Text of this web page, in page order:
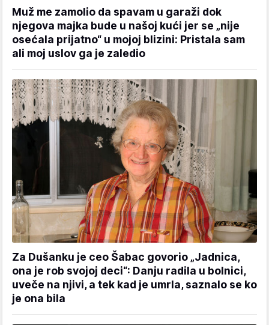
Muž me zamolio da spavam u garaži dok
njegova majka bude u našoj kući jer se „nije
osećala prijatno“ u mojoj blizini: Pristala sam
ali moj uslov ga je zaledio
Za Dušanku je ceo Šabac govorio „Jadnica,
ona je rob svojoj deci“: Danju radila u bolnici,
uveče na njivi, a tek kad je umrla, saznalo se ko
je ona bila